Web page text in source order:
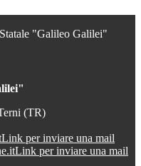
"Galileo Galilei"
(TR)
Link per inviare una mail
Link per inviare una mail